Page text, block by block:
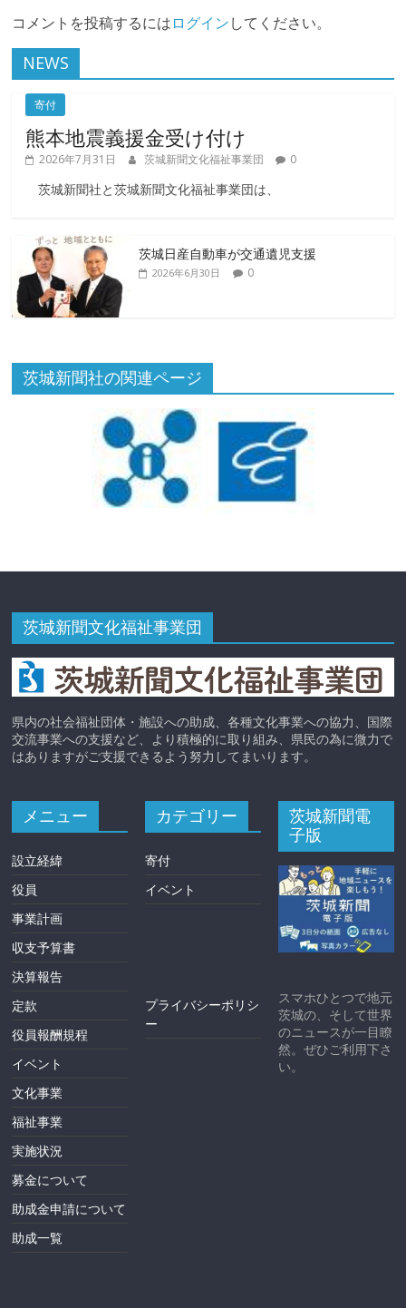
コメントを投稿するにはログインしてください。
NEWS
寄付
熊本地震義援金受け付け
2026年7月31日 茨城新聞文化福祉事業団 0
茨城新聞社と茨城新聞文化福祉事業団は、
茨城日産自動車が交通遺児支援
2026年6月30日 0
茨城新聞社の関連ページ
茨城新聞文化福祉事業団
県内の社会福祉団体・施設への助成、各種文化事業への協力、国際
交流事業への支援など、より積極的に取り組み、県民の為に微力で
はありますがご支援できるよう努力してまいります。
メニュー
設立経緯
役員
事業計画
収支予算書
決算報告
定款
役員報酬規程
イベント
文化事業
福祉事業
実施状況
募金について
助成金申請について
助成一覧
カテゴリー
寄付
イベント
プライバシーポリシ
ー
茨城新聞電
子版
スマホひとつで地元
茨城の、そして世界
のニュースが一目瞭
然。ぜひご利用下さ
い。